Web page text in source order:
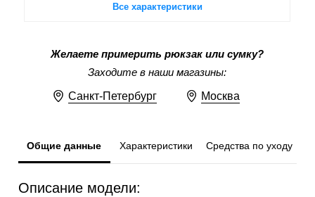
Все характеристики
Желаете примерить рюкзак или сумку?
Заходите в наши магазины:
Санкт-Петербург Москва
Общие данные Характеристики Средства по уходу
Описание модели: